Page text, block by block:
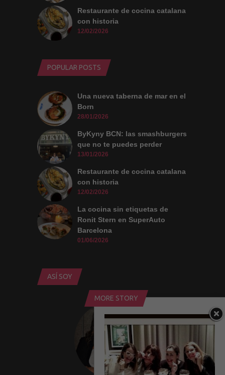
MORE STORY
Restaurante de cocina catalana
con historia
12/02/2026
POPULAR POSTS
Una nueva taberna de mar en el
Born
28/01/2026
ByKyny BCN: las smashburgers
que no te puedes perder
13/01/2026
Restaurante de cocina catalana
con historia
12/02/2026
La cocina sin etiquetas de
Ronit Stern en SuperAuto
Barcelona
01/06/2026
ASÍ SOY